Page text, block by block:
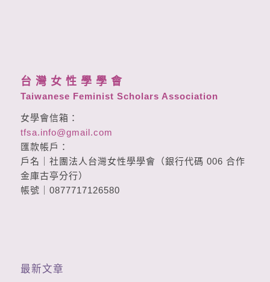
台 灣 女 性 學 學 會
Taiwanese Feminist Scholars Association
女學會信箱：
tfsa.info@gmail.com
匯款帳戶：
戶名｜社團法人台灣女性學學會（銀行代碼 006 合作
金庫古亭分行）
帳號｜0877717126580
最新文章